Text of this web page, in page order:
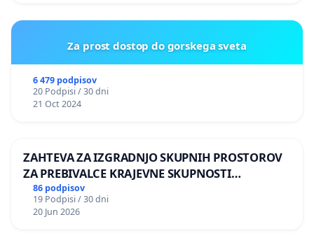
Za prost dostop do gorskega sveta
6 479 podpisov
20 Podpisi / 30 dni
21 Oct 2024
ZAHTEVA ZA IZGRADNJO SKUPNIH PROSTOROV
ZA PREBIVALCE KRAJEVNE SKUPNOSTI
PRESTRANEK
86 podpisov
19 Podpisi / 30 dni
20 Jun 2026